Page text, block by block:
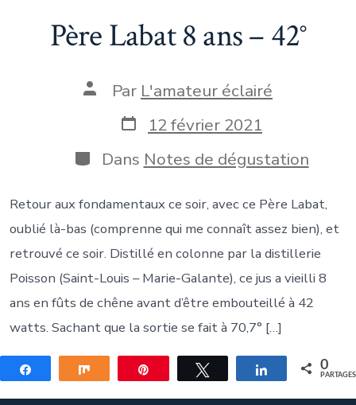
Père Labat 8 ans – 42°
Auteur
publication
Par L'amateur éclairé
Date
de
publication
12 février 2021
Catégories
Dans Notes de dégustation
Retour aux fondamentaux ce soir, avec ce Père Labat,
oublié là-bas (comprenne qui me connaît assez bien), et
retrouvé ce soir. Distillé en colonne par la distillerie
Poisson (Saint-Louis – Marie-Galante), ce jus a vieilli 8
ans en fûts de chêne avant d’être embouteillé à 42
watts. Sachant que la sortie se fait à 70,7° […]
Partagez Partagez Tweetez Partagez 0
PARTAGES